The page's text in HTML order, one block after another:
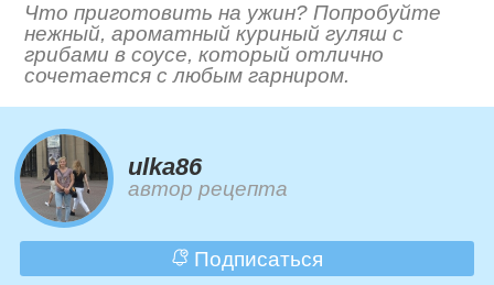
Что приготовить на ужин? Попробуйте
нежный, ароматный куриный гуляш с
грибами в соусе, который отлично
сочетается с любым гарниром.
ulka86
автор рецепта
Подписаться